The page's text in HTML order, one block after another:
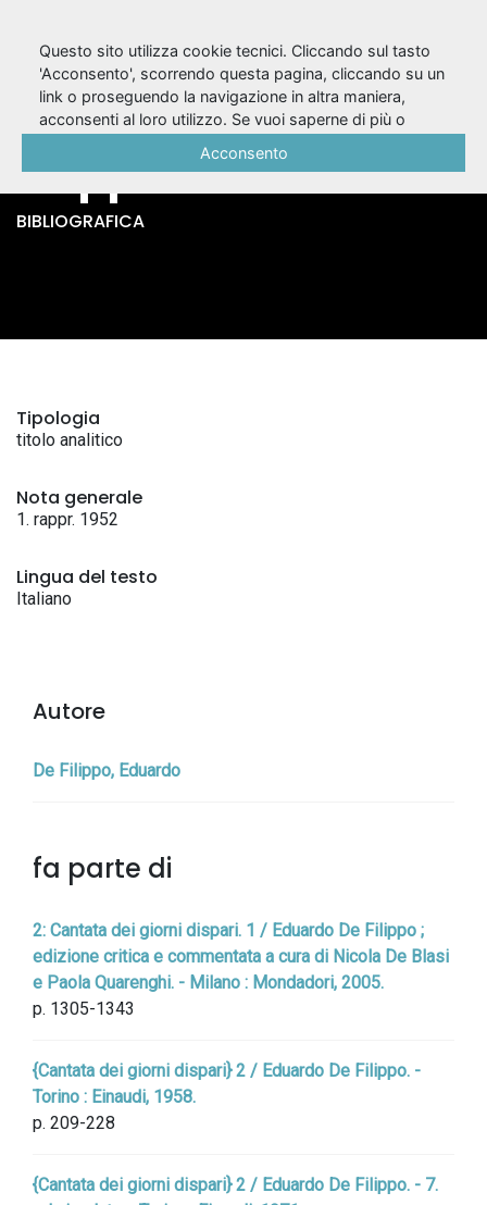
Amicizia / E. De
Filippo
BIBLIOGRAFICA
Tipologia
titolo analitico
Nota generale
1. rappr. 1952
Lingua del testo
Italiano
Autore
De Filippo, Eduardo
fa parte di
2: Cantata dei giorni dispari. 1 / Eduardo De Filippo ;
edizione critica e commentata a cura di Nicola De Blasi
e Paola Quarenghi. - Milano : Mondadori, 2005.
p. 1305-1343
{Cantata dei giorni dispari} 2 / Eduardo De Filippo. -
Torino : Einaudi, 1958.
p. 209-228
{Cantata dei giorni dispari} 2 / Eduardo De Filippo. - 7.
Questo sito utilizza cookie tecnici. Cliccando sul tasto
'Acconsento', scorrendo questa pagina, cliccando su un
link o proseguendo la navigazione in altra maniera,
acconsenti al loro utilizzo. Se vuoi saperne di più o
Acconsento